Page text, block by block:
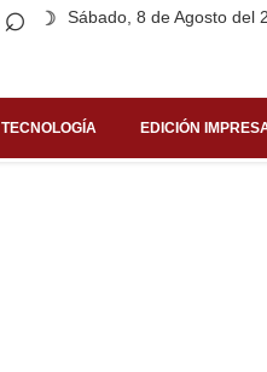
Sábado, 8 de Agosto del
⌕ ☽
TECNOLOGÍA EDICIÓN